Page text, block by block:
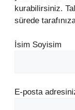
kurabilirsiniz.
sürede
İsim Soyisim
E-posta